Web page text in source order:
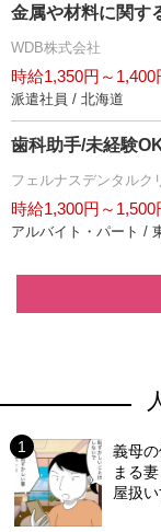
金属や材料に関す
WDB株式会社
時給1,350円～1,400
派遣社員 / 北海道
歯科助手/未経験
フェルナスデンタルク
時給1,300円～1,500
アルバイト・パート /
義母
まる
屋扱い